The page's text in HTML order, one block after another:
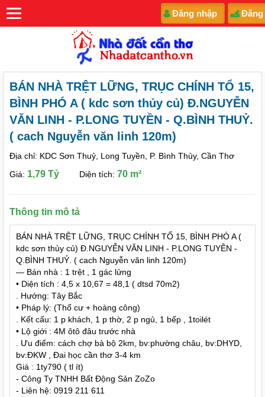
Đăng nhập Đăng
BÁN NHÀ TRỆT LỮNG, TRỤC CHÍNH TỔ 15,
BÌNH PHÓ A ( kdc sơn thủy củ) Đ.NGUYỄN
VĂN LINH - P.LONG TUYỀN - Q.BÌNH THUỶ.
( cach Nguyễn văn linh 120m)
Địa chỉ: KDC Sơn Thuỷ, Long Tuyền, P. Bình Thủy, Cần Thơ
Giá: 1,79 Tỷ Diện tích: 70 m²
Thông tin mô tả
BÁN NHÀ TRỆT LỮNG, TRỤC CHÍNH TỔ 15, BÌNH PHÓ A (
kdc sơn thủy củ) Đ.NGUYỄN VĂN LINH - P.LONG TUYỀN -
Q.BÌNH THUỶ. ( cach Nguyễn văn linh 120m)
— Bán nhà : 1 trệt , 1 gác lửng
• Diện tích : 4,5 x 10,67 = 48,1 ( dtsd 70m2)
. Hướng: Tây Bắc
• Pháp lý: (Thổ cư + hoàng công)
. Kết cấu: 1 p khách, 1 p thờ, 2 p ngủ, 1 bếp , 1toilét
• Lộ giới : 4M ôtô đâu trước nhà
. Ưu điểm: cách chợ bà bộ 2km, bv:phường châu, bv:DHYD,
bv:ĐKW , Đai học cần thơ 3-4 km
Giá : 1ty790 ( tl ít)
- Công Ty TNHH Bất Động Sản ZoZo
- Liên hệ: 0919 211 611